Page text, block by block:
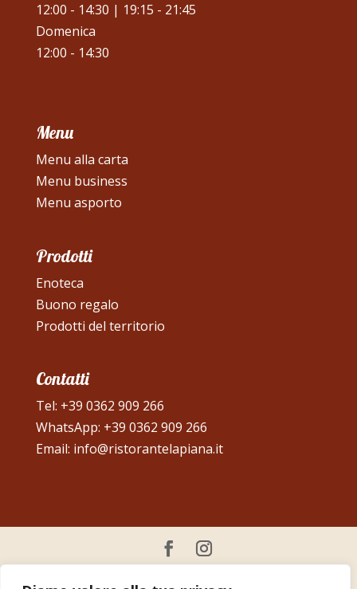
12:00 - 14:30 | 19:15 - 21:45
Domenica
12:00 - 14:30
Menu
Menu alla carta
Menu business
Menu asporto
Prodotti
Enoteca
Buono regalo
Prodotti del territorio
Contatti
Tel: +39 0362 909 266
WhatsApp: +39 0362 909 266
Email: info@ristorantelapiana.it